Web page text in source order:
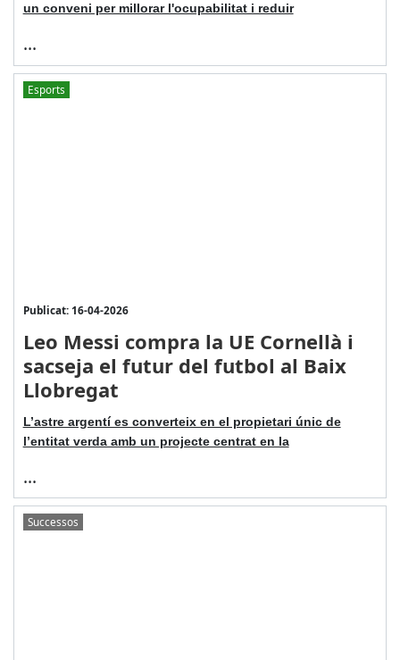
un conveni per millorar l'ocupabilitat i reduir
...
Esports
Publicat: 16-04-2026
Leo Messi compra la UE Cornellà i
sacseja el futur del futbol al Baix
Llobregat
L’astre argentí es converteix en el propietari únic de
l’entitat verda amb un projecte centrat en la
...
Successos